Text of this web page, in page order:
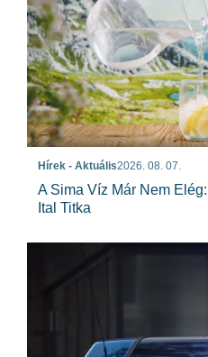
Hírek - Aktuális2026. 08. 07.
A Sima Víz Már Nem
Ital Titka